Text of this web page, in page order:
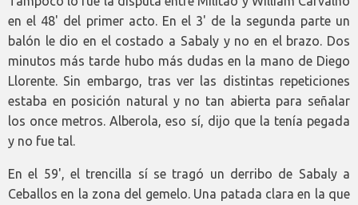
en el 48' del primer acto. En el 3' de la segunda parte un
balón le dio en el costado a Sabaly y no en el brazo. Dos
minutos más tarde hubo más dudas en la mano de Diego
Llorente. Sin embargo, tras ver las distintas repeticiones
estaba en posición natural y no tan abierta para señalar
los once metros. Alberola, eso sí, dijo que la tenía pegada
y no fue tal.
En el 59', el trencilla sí se tragó un derribo de Sabaly a
Ceballos en la zona del gemelo. Una patada clara en la que